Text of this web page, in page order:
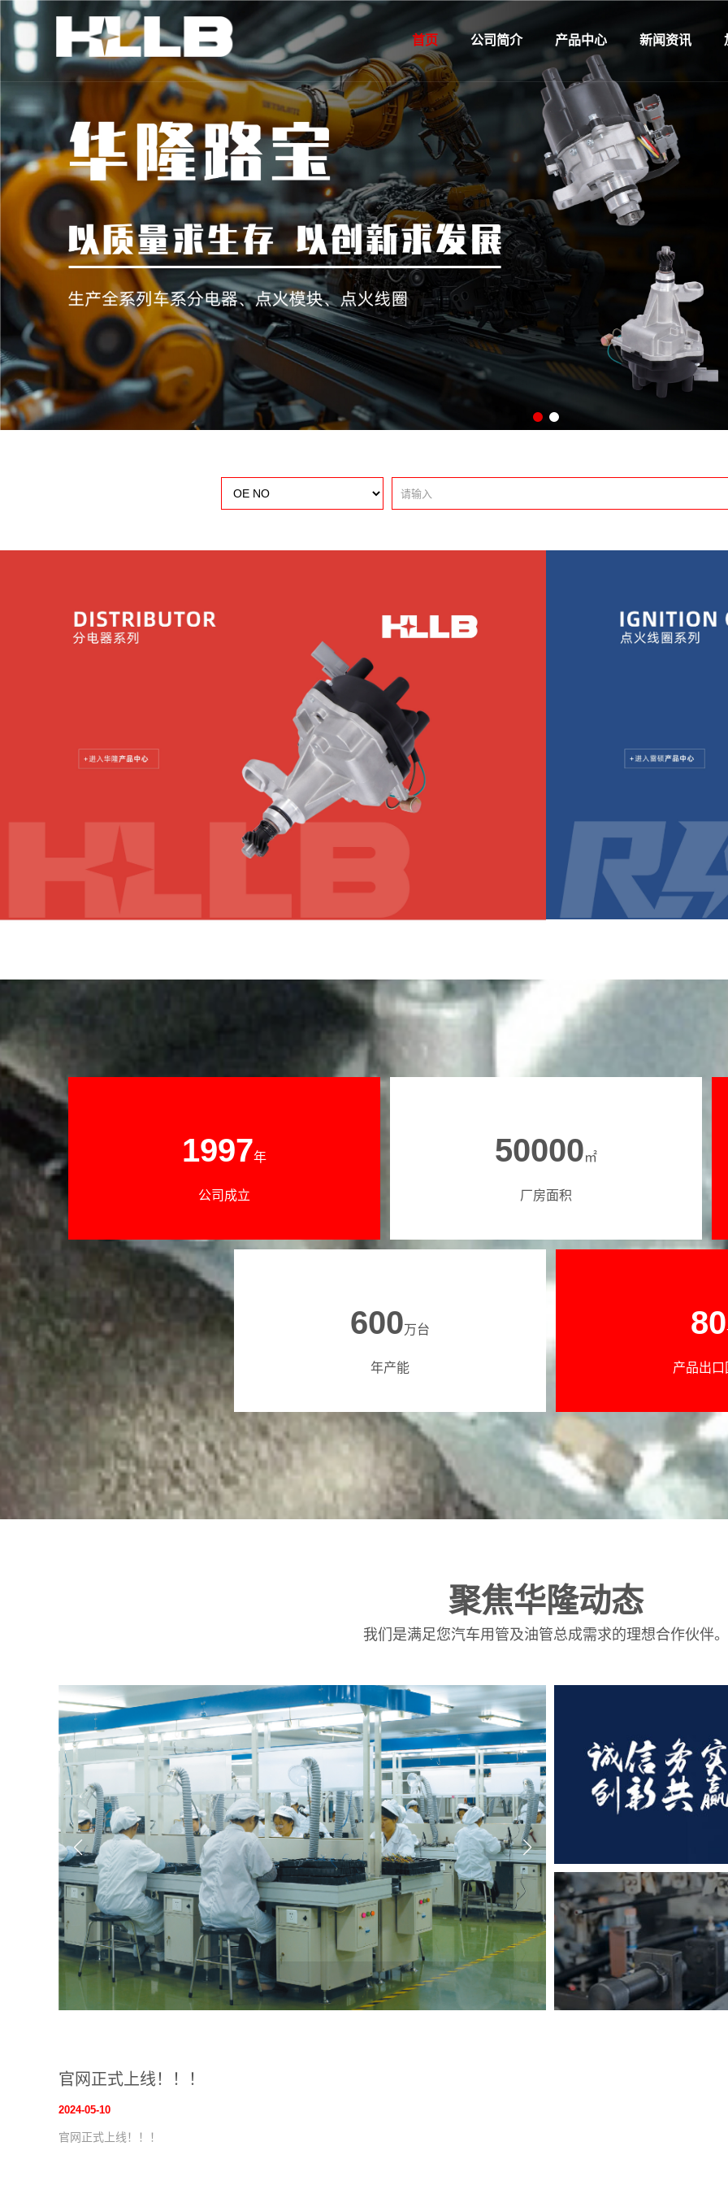
首页 公司简介
企业介绍
企业宣传
企业文化
发展历程
企业荣誉
认证体系
旗下品牌
雷硕子公司
产品中心
HCS-克莱斯勒
HDW-大宇
HFT-菲亚特
HFD-福特
HGM-通用
HHD-本田
HLD-拉达
HMZ-马自达
HNS-尼桑
HPT-标志
HTY-丰田
新闻资讯
企业新闻
行业资讯
1997年
公司成立
50000㎡
厂房面积
600万台
年产能
80
产品出口
聚焦华隆动态
我们是满足您汽车用管及油管总成需求的理想合作伙伴。
官网正式上线！！！
2024-05-10
官网正式上线！！！